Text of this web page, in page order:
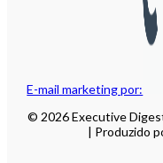
E-mail marketing por:
© 2026 Executive
| Produzido